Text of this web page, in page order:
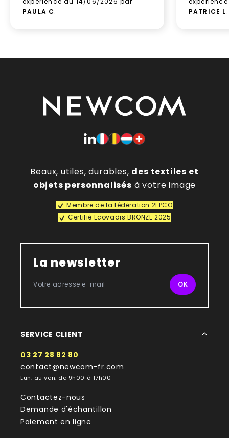
PAULA C.
PATRICE L.
Beaux, utiles, durables, des textiles et
objets personnalisés à votre image
Membre de la fédération 2FPCO
Certifié Ecovadis BRONZE 2025
La newsletter
SERVICE CLIENT
03 27 28 82 80
contact@newcom-fr.com
Lun. au ven. de 9h00 à 17h00
Contactez-nous
Demande d'échantillon
Paiement en ligne